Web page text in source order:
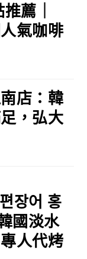
薦｜
氣咖啡
店：韓
，弘大
장어 홍
國淡水
人代烤